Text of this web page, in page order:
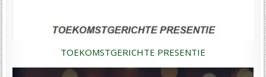
TOEKOMSTGERICHTE PRESENTIE